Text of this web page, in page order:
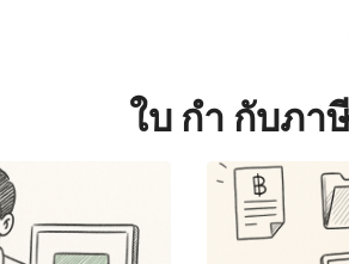
Search
for:
ใบ กํา กับภา